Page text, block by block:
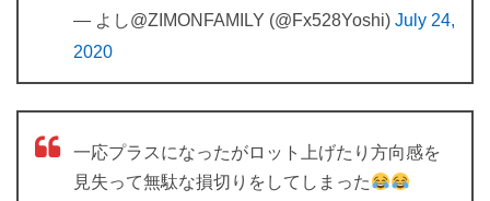
— よし@ZIMONFAMILY (@Fx528Yoshi) July 24,
2020
一応プラスになったがロット上げたり方向感を
見失って無駄な損切りをしてしまった